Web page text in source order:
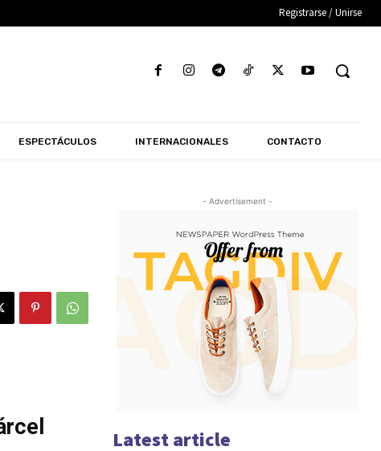
Registrarse / Unirse
ESPECTÁCULOS INTERNACIONALES CONTACTO
- Advertisement -
Latest article